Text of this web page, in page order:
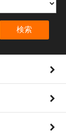
検索